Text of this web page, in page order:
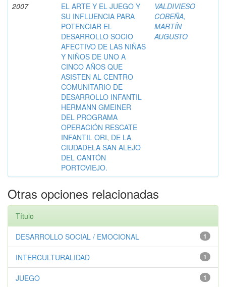
2007
EL ARTE Y EL JUEGO Y
SU INFLUENCIA PARA
POTENCIAR EL
DESARROLLO SOCIO
AFECTIVO DE LAS NIÑAS
Y NIÑOS DE UNO A
CINCO AÑOS QUE
ASISTEN AL CENTRO
COMUNITARIO DE
DESARROLLO INFANTIL
HERMANN GMEINER
DEL PROGRAMA
OPERACIÓN RESCATE
INFANTIL ORI, DE LA
CIUDADELA SAN ALEJO
DEL CANTÓN
PORTOVIEJO.
VALDIVIESO
COBEÑA,
MARTÍN
AUGUSTO
Otras opciones relacionadas
Título
1
DESARROLLO SOCIAL / EMOCIONAL
1
INTERCULTURALIDAD
1
JUEGO